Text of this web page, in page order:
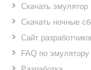
Скачать эмулятор
Скачать ночные
Сайт
FAQ по эмулятору